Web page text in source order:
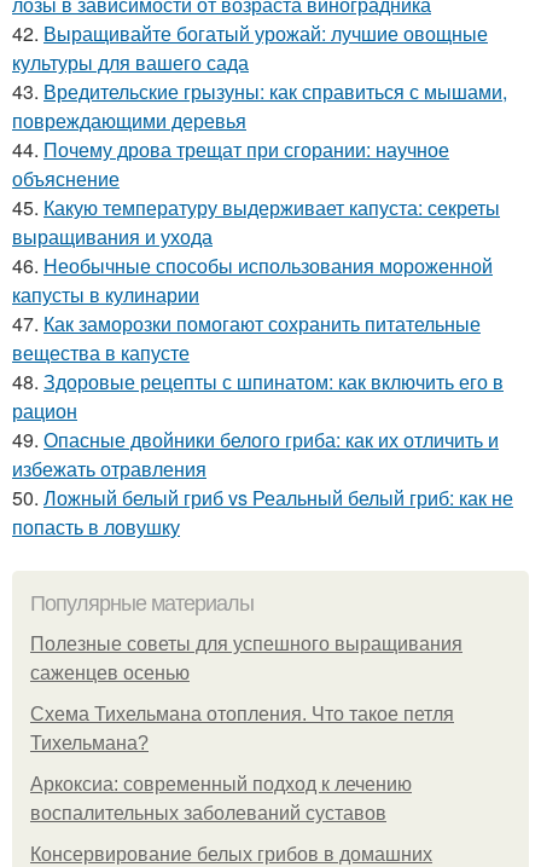
42. Выращивайте богатый урожай: лучшие овощные
культуры для вашего сада
43. Вредительские грызуны: как справиться с мышами,
повреждающими деревья
44. Почему дрова трещат при сгорании: научное
объяснение
45. Какую температуру выдерживает капуста: секреты
выращивания и ухода
46. Необычные способы использования мороженной
капусты в кулинарии
47. Как заморозки помогают сохранить питательные
вещества в капусте
48. Здоровые рецепты с шпинатом: как включить его в
рацион
49. Опасные двойники белого гриба: как их отличить и
избежать отравления
50. Ложный белый гриб vs Реальный белый гриб: как не
попасть в ловушку
Популярные материалы
Полезные советы для успешного выращивания
саженцев осенью
Схема Тихельмана отопления. Что такое петля
Тихельмана?
Аркоксиа: современный подход к лечению
воспалительных заболеваний суставов
Консервирование белых грибов в домашних